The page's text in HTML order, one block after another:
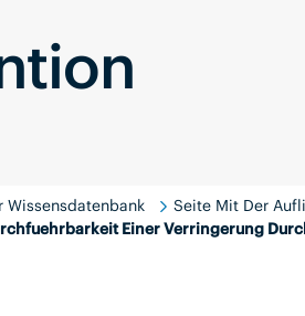
Wissensdatenbank
Seite Mit Der
Einer Verringerung